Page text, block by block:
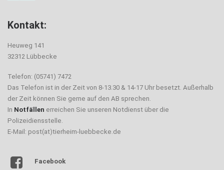
Kontakt:
Heuweg 141
32312 Lübbecke
Telefon: (05741) 7472
Das Telefon ist in der Zeit von 8-13.30 & 14-17 Uhr besetzt. Außerhalb
der Zeit können Sie gerne auf den AB sprechen.
In Notfällen erreichen Sie unseren Notdienst über die
Polizeidiensstelle.
E-Mail: post(at)tierheim-luebbecke.de
Facebook